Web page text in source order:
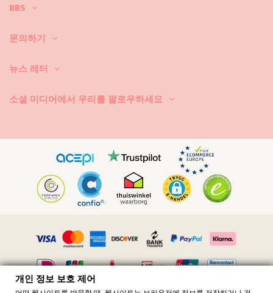
Vimeo ID: 315847482
BBS
문의하기
뉴스 레터
소셜 미디어에서 우리를 팔로우하세요
개인 정보 보호 제어